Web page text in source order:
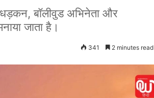
बॉलीवुड अभिनेता और
जाता है।
341 2 minutes read